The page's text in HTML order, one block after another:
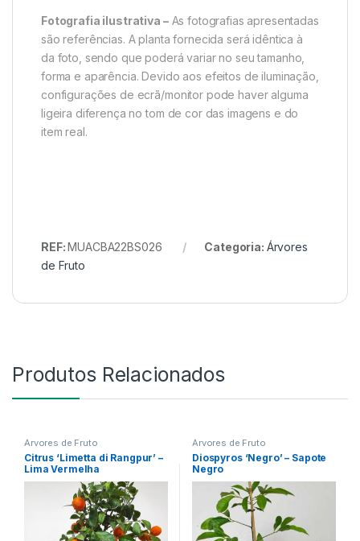
Fotografia ilustrativa –As fotografias apresentadas
são referências. A planta fornecida será idêntica à
da foto, sendo que poderá variar no seu tamanho,
forma e aparência. Devido aos efeitos de iluminação,
configurações de ecrã/monitor pode haver alguma
ligeira diferença no tom de cor das imagens e do
item real.
REF:MUACBA22BS026 Categoria: Árvores
de Fruto
Produtos Relacionados
Árvores de Fruto
Citrus ‘Limetta di Rangpur’ –
Lima Vermelha
Árvores de Fruto
Diospyros ‘Negro’ – Sapote
Negro